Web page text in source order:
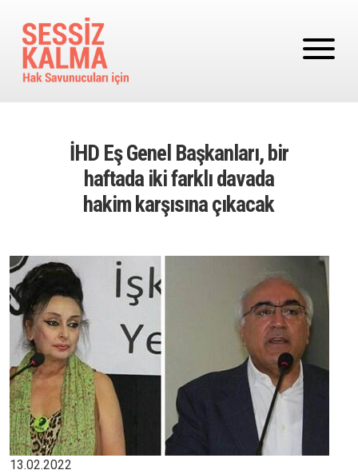
İHD Eş Genel Başkanları, bir
haftada iki farklı davada
hakim karşısına çıkacak
Image
13.02.2022